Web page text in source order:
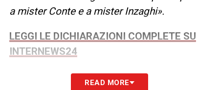
a mister Conte e a mister Inzaghi».
LEGGI LE DICHIARAZIONI COMPLETE SU
INTERNEWS24
LA PLAYLIST DELLE NOSTRE TOP NEWS
READ MORE